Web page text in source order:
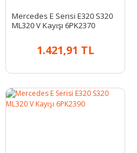
Mercedes E Serisi E320 S320
ML320 V Kayışı 6PK2370
1.421,91 TL